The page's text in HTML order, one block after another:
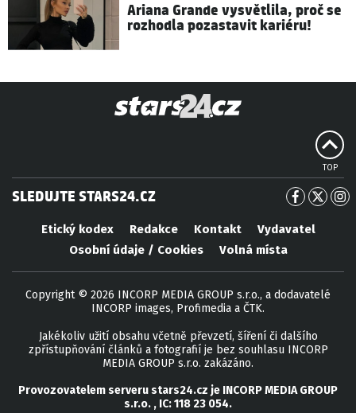
Ariana Grande vysvětlila, proč se
rozhodla pozastavit kariéru!
TOP
SLEDUJTE STARS24.CZ
Etický kodex Redakce Kontakt
Vydavatel
Osobní údaje / Cookies
Volná místa
Copyright © 2026 INCORP MEDIA GROUP s.r.o., a dodavatelé
INCORP images, Profimedia a ČTK.
Jakékoliv užití obsahu včetně převzetí, šíření či dalšího
zpřístupňování článků a fotografií je bez souhlasu INCORP
MEDIA GROUP s.r.o. zakázáno.
Provozovatelem serverustars24.cz je INCORP MEDIA GROUP
s.r.o. , IC:118 23 054.